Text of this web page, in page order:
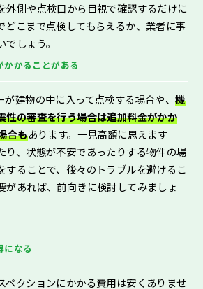
外側や点検口から目視で確認するだけに
どこまで点検してもらえるか、業者に事
しょう。
かかることがある
が建物の中に入って点検する場合や、機
性の審査を行う場合は追加料金がかか
合もあります。一見高額に思えます
り、状態が不安であったりする物件の場
することで、後々のトラブルを避けるこ
があれば、前向きに検討してみましょ
になる
ペクションにかかる費用は安くありませ